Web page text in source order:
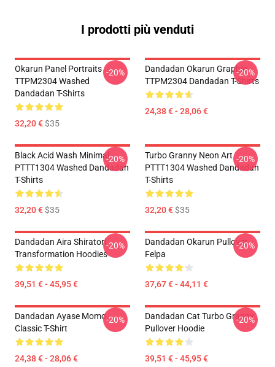
I prodotti più venduti
Okarun Panel Portraits
TTPM2304 Washed
Dandadan T-Shirts
32,20 €$35
-20%
Dandadan Okarun Graphic
TTPM2304 Dandadan T-Shirts
24,38 € - 28,06 €
-20%
Black Acid Wash Minimal
PTTT1304 Washed Dandadan
T-Shirts
32,20 €$35
-20%
Turbo Granny Neon Art
PTTT1304 Washed Dandadan
T-Shirts
32,20 €$35
-20%
Dandadan Aira Shiratori
Transformation Hoodies
39,51 € - 45,95 €
-20%
Dandadan Okarun Pullover
Felpa
37,67 € - 44,11 €
-20%
Dandadan Ayase Momo
Classic T-Shirt
24,38 € - 28,06 €
-20%
Dandadan Cat Turbo Granny
Pullover Hoodie
39,51 € - 45,95 €
-20%